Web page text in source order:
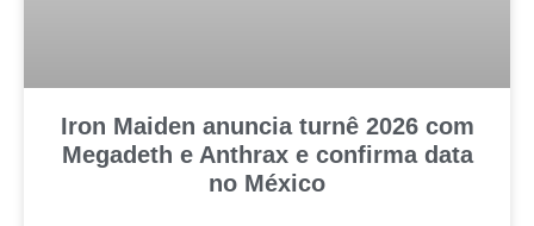
Iron Maiden anuncia turnê 2026 com
Megadeth e Anthrax e confirma data
no México